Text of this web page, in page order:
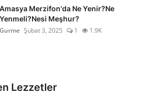
Amasya Merzifon'da Ne Yenir?Ne
Yenmeli?Nesi Meşhur?
Gurme Şubat 3, 2025 1 1.9K
Lezzetler